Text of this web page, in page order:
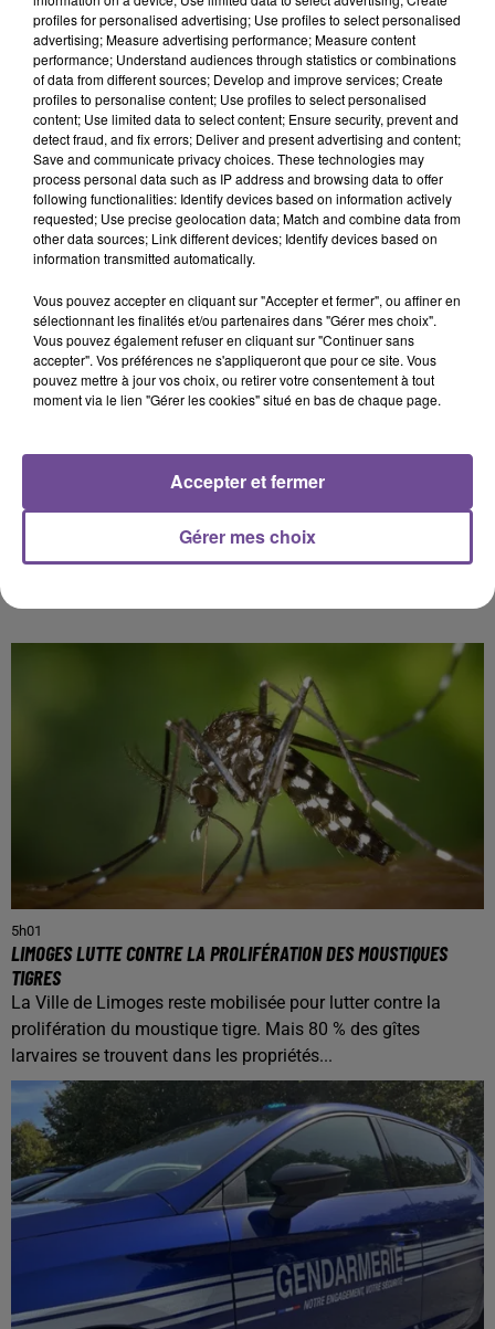
JAMES ARTHUR
Impossible
OFENBACH, STARSAILOR
Four To The Floor
RAYE
Where Is My Husband
Cet élément est masqué compte-tenu du refus du
dépôt de cookies que vous avez exprimé. Si vous
souhaitez l'afficher, merci de nous donner votre accord
en cliquant sur le bouton ci-dessous.
Afficher l'élément
PRÈS DE CHEZ VOUS
5h01
LIMOGES LUTTE CONTRE LA PROLIFÉRATION DES MOUSTIQUES
TIGRES
La Ville de Limoges reste mobilisée pour lutter contre la
prolifération du moustique tigre. Mais 80 % des gîtes
larvaires se trouvent dans les propriétés...
profiles for personalised advertising; Use profiles to select personalised
advertising; Measure advertising performance; Measure content
performance; Understand audiences through statistics or combinations
of data from different sources; Develop and improve services; Create
profiles to personalise content; Use profiles to select personalised
content; Use limited data to select content; Ensure security, prevent and
detect fraud, and fix errors; Deliver and present advertising and content;
Save and communicate privacy choices. These technologies may
process personal data such as IP address and browsing data to offer
following functionalities: Identify devices based on information actively
requested; Use precise geolocation data; Match and combine data from
other data sources; Link different devices; Identify devices based on
information transmitted automatically.
Vous pouvez accepter en cliquant sur "Accepter et fermer", ou affiner en
sélectionnant les finalités et/ou partenaires dans "Gérer mes choix".
Vous pouvez également refuser en cliquant sur "Continuer sans
accepter". Vos préférences ne s'appliqueront que pour ce site. Vous
pouvez mettre à jour vos choix, ou retirer votre consentement à tout
moment via le lien "Gérer les cookies" situé en bas de chaque page.
Gérer mes choix
Accepter et fermer